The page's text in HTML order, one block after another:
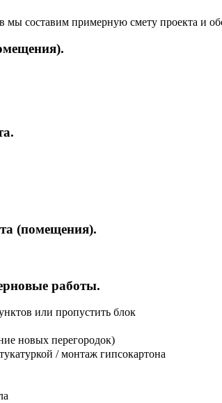
мы составим примерную смету проекта и
(помещения).
работы.
или пропустить блок
новых перегородок)
/ монтаж гипсокартона